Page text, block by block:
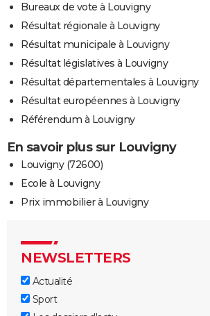
Bureaux de vote à Louvigny
Résultat régionale à Louvigny
Résultat municipale à Louvigny
Résultat législatives à Louvigny
Résultat départementales à Louvigny
Résultat européennes à Louvigny
Référendum à Louvigny
En savoir plus sur Louvigny
Louvigny (72600)
Ecole à Louvigny
Prix immobilier à Louvigny
NEWSLETTERS
Actualité
Sport